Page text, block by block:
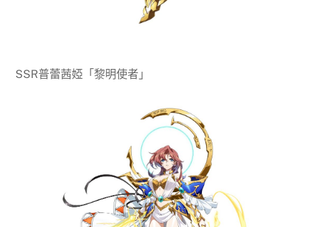
SSR普蕾茜婭「黎明使者」